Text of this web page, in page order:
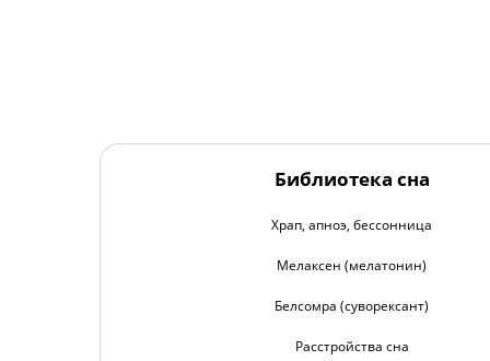
Библиотека сна
Храп, апноэ, бессонница
Мелаксен (мелатонин)
Белсомра (суворексант)
Расстройства сна